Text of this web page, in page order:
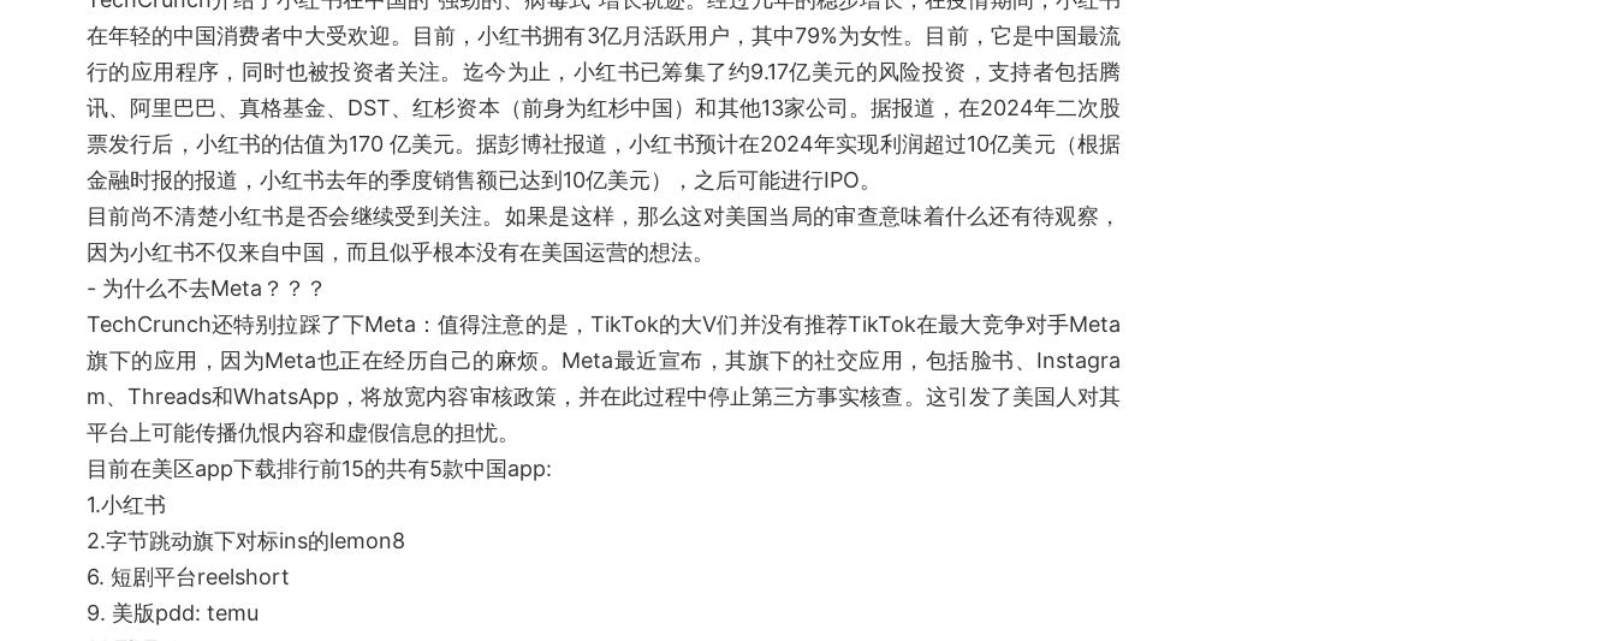
在年轻的中国消费者中大受欢迎。目前，小红书拥有3亿月活跃用户，其中79%为女性。目前，它是中国最流
行的应用程序，同时也被投资者关注。迄今为止，小红书已筹集了约9.17亿美元的风险投资，支持者包括腾
讯、阿里巴巴、真格基金、DST、红杉资本（前身为红杉中国）和其他13家公司。据报道，在2024年二次股
票发行后，小红书的估值为170 亿美元。据彭博社报道，小红书预计在2024年实现利润超过10亿美元（根据
金融时报的报道，小红书去年的季度销售额已达到10亿美元），之后可能进行IPO。
目前尚不清楚小红书是否会继续受到关注。如果是这样，那么这对美国当局的审查意味着什么还有待观察，
因为小红书不仅来自中国，而且似乎根本没有在美国运营的想法。
- 为什么不去Meta？？？
TechCrunch还特别拉踩了下Meta：值得注意的是，TikTok的大V们并没有推荐TikTok在最大竞争对手Meta
旗下的应用，因为Meta也正在经历自己的麻烦。Meta最近宣布，其旗下的社交应用，包括脸书、Instagra
m、Threads和WhatsApp，将放宽内容审核政策，并在此过程中停止第三方事实核查。这引发了美国人对其
平台上可能传播仇恨内容和虚假信息的担忧。
目前在美区app下载排行前15的共有5款中国app:
1.小红书
2.字节跳动旗下对标ins的lemon8
6. 短剧平台reelshort
9. 美版pdd: temu